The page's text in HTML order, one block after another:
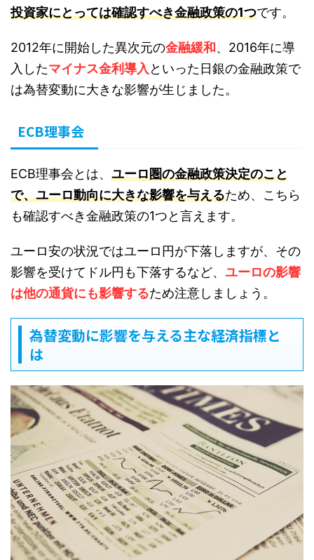
投資家にとっては確認すべき金融政策の1つです。
2012年に開始した異次元の金融緩和、2016年に導
入したマイナス金利導入 といった日銀の金融政策で
は為替変動に大きな影響が生じました。
ECB理事会
ECB理事会とは、 ユーロ圏の金融政策決定のこと
で、ユーロ動向に大きな影響を与えるため、こちら
も確認すべき金融政策の1つと言えます。
ユーロ安の状況ではユーロ円が下落しますが、その
影響を受けてドル円も下落するなど、 ユーロの影響
は他の通貨にも影響するため注意しましょう。
為替変動に影響を与える主な経済指標と
は